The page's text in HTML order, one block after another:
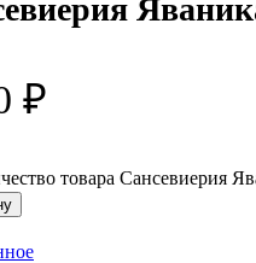
₽
товара Сансевиерия